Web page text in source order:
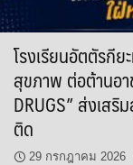
โรงเรียนอัตตัรกี
สุขภาพ ต่อต้านอา
DRUGS” ส่งเส
ติด
29 กรกฎาคม 2026